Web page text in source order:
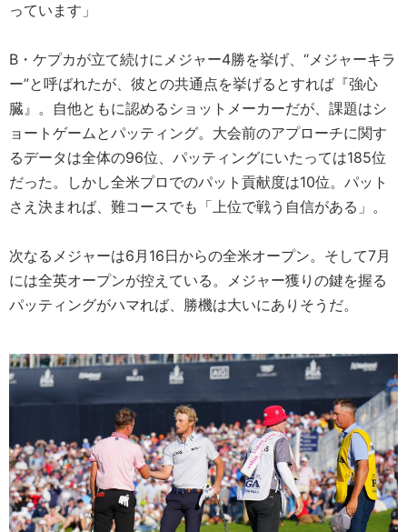
っています」
B・ケプカが立て続けにメジャー4勝を挙げ、“メジャーキラ
ー”と呼ばれたが、彼との共通点を挙げるとすれば『強心
臓』。自他ともに認めるショットメーカーだが、課題はシ
ョートゲームとパッティング。大会前のアプローチに関す
るデータは全体の96位、パッティングにいたっては185位
だった。しかし全米プロでのパット貢献度は10位。パット
さえ決まれば、難コースでも「上位で戦う自信がある」。
次なるメジャーは6月16日からの全米オープン。そして7月
には全英オープンが控えている。メジャー獲りの鍵を握る
パッティングがハマれば、勝機は大いにありそうだ。